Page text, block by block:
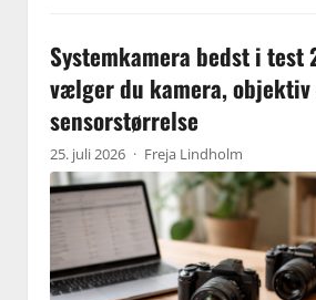
Systemkamera bedst i test
vælger du kamera, objektiv
sensorstørrelse
25. juli 2026 · Freja Lindholm